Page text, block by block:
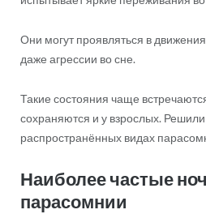
Они могут проявляться в
даже агрессии во сне.
Такие состояния чаще
сохраняются и у взрослых.
распространённых видах
Наиболее частые
парасомнии